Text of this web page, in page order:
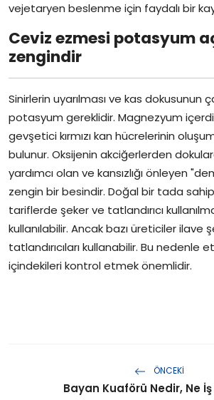
vejetaryen beslenme için faydalı bir
Ceviz ezmesi potasyum
zengindir
Sinirlerin uyarılması ve kas dokusunun
potasyum gereklidir. Magnezyum
gevşetici kırmızı kan hücrelerinin
bulunur. Oksijenin akciğerlerden
yardımcı olan ve kansızlığı önleyen
zengin bir besindir. Doğal bir tada
tariflerde şeker ve tatlandırıcı
kullanılabilir. Ancak bazı üreticiler ilave
tatlandırıcıları kullanabilir. Bu nedenle
içindekileri kontrol etmek önemlidir.
ÖNCEKI
Bayan Kuaförü Nedir, Ne